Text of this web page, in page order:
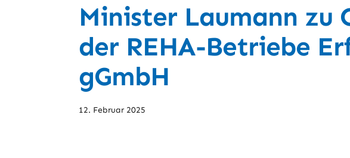
Minister Laumann zu
der REHA-Betriebe
gGmbH
12. Februar 2025